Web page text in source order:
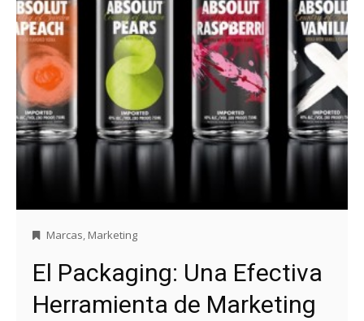
Marcas, Marketing
El Packaging: Una Efectiva
Herramienta de Marketing